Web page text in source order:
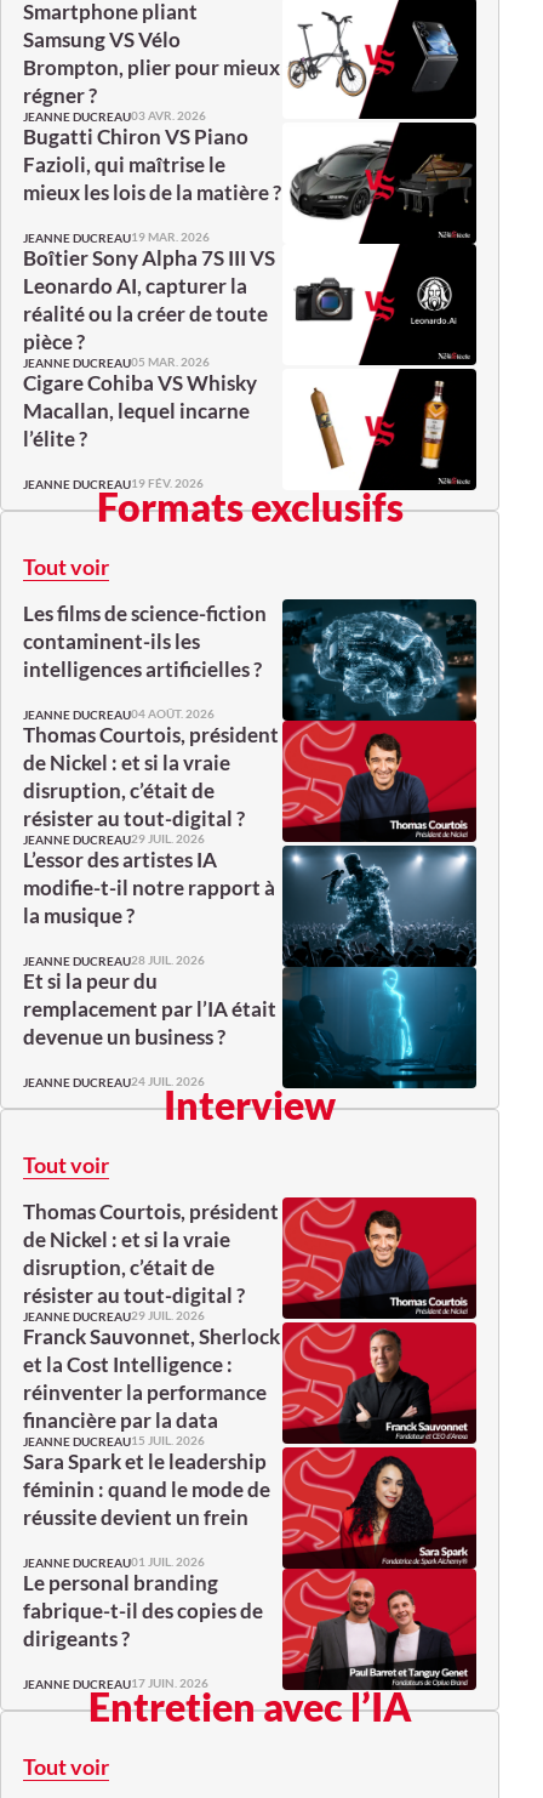
Smartphone pliant
Samsung VS Vélo
Brompton, plier pour mieux
régner ?
JEANNE DUCREAU03 AVR. 2026
Bugatti Chiron VS Piano
Fazioli, qui maîtrise le
mieux les lois de la matière ?
JEANNE DUCREAU19 MAR. 2026
Boîtier Sony Alpha 7S III VS
Leonardo AI, capturer la
réalité ou la créer de toute
pièce ?
JEANNE DUCREAU05 MAR. 2026
Cigare Cohiba VS Whisky
Macallan, lequel incarne
l’élite ?
JEANNE DUCREAU19 FÉV. 2026
Formats exclusifs
Tout voir
Les films de science-fiction
contaminent-ils les
intelligences artificielles ?
JEANNE DUCREAU04 AOÛT. 2026
Thomas Courtois, président
de Nickel : et si la vraie
disruption, c’était de
résister au tout-digital ?
JEANNE DUCREAU29 JUIL. 2026
L’essor des artistes IA
modifie-t-il notre rapport à
la musique ?
JEANNE DUCREAU28 JUIL. 2026
Et si la peur du
remplacement par l’IA était
devenue un business ?
JEANNE DUCREAU24 JUIL. 2026
Interview
Tout voir
Thomas Courtois, président
de Nickel : et si la vraie
disruption, c’était de
résister au tout-digital ?
JEANNE DUCREAU29 JUIL. 2026
Franck Sauvonnet, Sherlock
et la Cost Intelligence :
réinventer la performance
financière par la data
JEANNE DUCREAU15 JUIL. 2026
Sara Spark et le leadership
féminin : quand le mode de
réussite devient un frein
JEANNE DUCREAU01 JUIL. 2026
Le personal branding
fabrique-t-il des copies de
dirigeants ?
JEANNE DUCREAU17 JUIN. 2026
Entretien avec l’IA
Tout voir